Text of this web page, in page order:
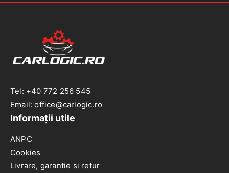
Tel: +40 772 256 545
Email: office@carlogic.ro
Informații utile
ANPC
Cookies
Livrare, garantie si retur